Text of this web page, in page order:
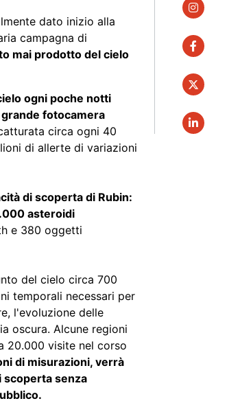
instagram
facebook
twitter
linkedin
dato inizio alla
campagna di
mai prodotto del cielo
ogni poche notti
fotocamera
circa ogni 40
di allerte di variazioni
di scoperta di Rubin:
asteroidi
e 380 oggetti
del cielo circa 700
temporali necessari per
l'evoluzione delle
oscura. Alcune regioni
20.000 visite nel corso
di misurazioni, verrà
scoperta senza